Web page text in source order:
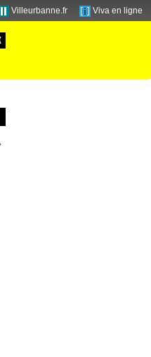
Villeurbanne.fr Viva en ligne